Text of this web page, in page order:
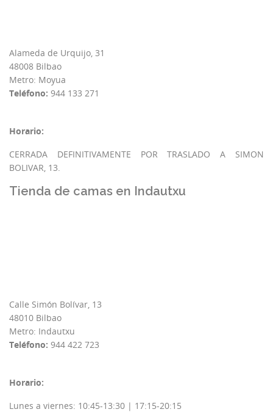
Alameda de Urquijo, 31
48008 Bilbao
Metro: Moyua
Teléfono: 944 133 271
Horario:
CERRADA DEFINITIVAMENTE POR TRASLADO A SIMON
BOLIVAR, 13.
Tienda de camas en Indautxu
Calle Simón Bolívar, 13
48010 Bilbao
Metro: Indautxu
Teléfono: 944 422 723
Horario:
Lunes a viernes: 10:45-13:30 | 17:15-20:15